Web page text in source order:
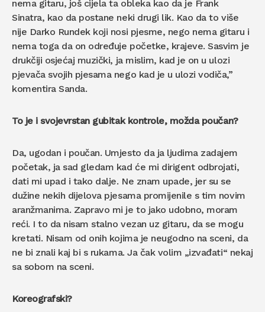
nema gitaru, još cijela ta obleka kao da je Frank
Sinatra, kao da postane neki drugi lik. Kao da to više
nije Darko Rundek koji nosi pjesme, nego nema gitaru i
nema toga da on određuje početke, krajeve. Sasvim je
drukčiji osjećaj muzički, ja mislim, kad je on u ulozi
pjevača svojih pjesama nego kad je u ulozi vodiča,”
komentira Sanda.
To je i svojevrstan gubitak kontrole, možda poučan?
Da, ugodan i poučan. Umjesto da ja ljudima zadajem
početak, ja sad gledam kad će mi dirigent odbrojati,
dati mi upad i tako dalje. Ne znam upade, jer su se
dužine nekih dijelova pjesama promijenile s tim novim
aranžmanima. Zapravo mi je to jako udobno, moram
reći. I to da nisam stalno vezan uz gitaru, da se mogu
kretati. Nisam od onih kojima je neugodno na sceni, da
ne bi znali kaj bi s rukama. Ja čak volim „izvađati“ nekaj
sa sobom na sceni.
Koreografski?